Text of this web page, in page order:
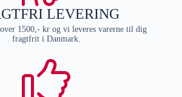
LEVERING
1500,- kr og vi leveres varerne til dig
fragtfrit i Danmark.